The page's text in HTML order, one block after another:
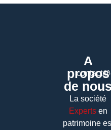
A
propos
de nous
La société
Expertsen
patrimoine